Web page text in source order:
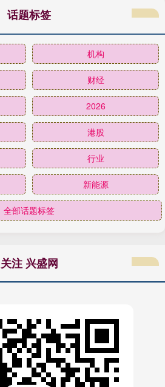
话题标签
机构
财经
2026
港股
行业
新能源
全部话题标签
关注 兴盛网